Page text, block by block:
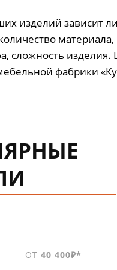
изделий зависит
материала,
сложность изделия.
фабрики
ОТ 40 400₽*